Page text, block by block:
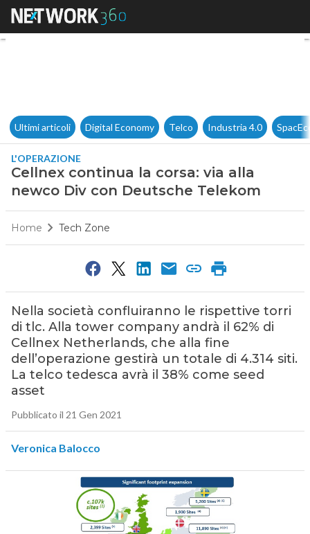
Cellnex continua la corsa:
Ultimi articoli Digital Economy Telco Industria 4.0
L'OPERAZIONE
Cellnex continua la corsa: via alla
newco Div con Deutsche Telekom
Home Tech Zone
Nella società confluiranno le rispettive torri
di tlc. Alla tower company andrà il 62% di
Cellnex Netherlands, che alla fine
dell’operazione gestirà un totale di 4.314 siti.
La telco tedesca avrà il 38% come seed
asset
Pubblicato il 21 Gen 2021
Veronica Balocco